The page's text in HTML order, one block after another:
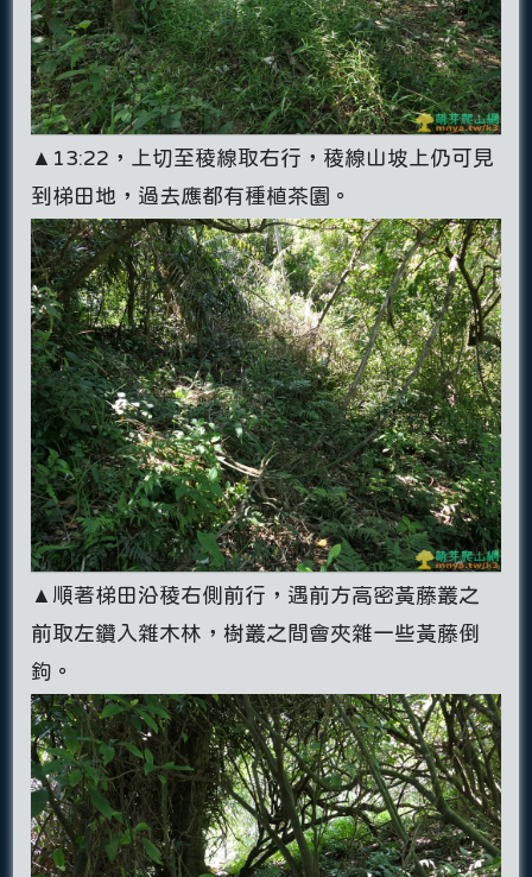
▲13:22，上切至稜線取右行，稜線山坡上仍可見
到梯田地，過去應都有種植茶園。
▲順著梯田沿稜右側前行，遇前方高密黃藤叢之
前取左鑽入雜木林，樹叢之間會夾雜一些黃藤倒
鉤。